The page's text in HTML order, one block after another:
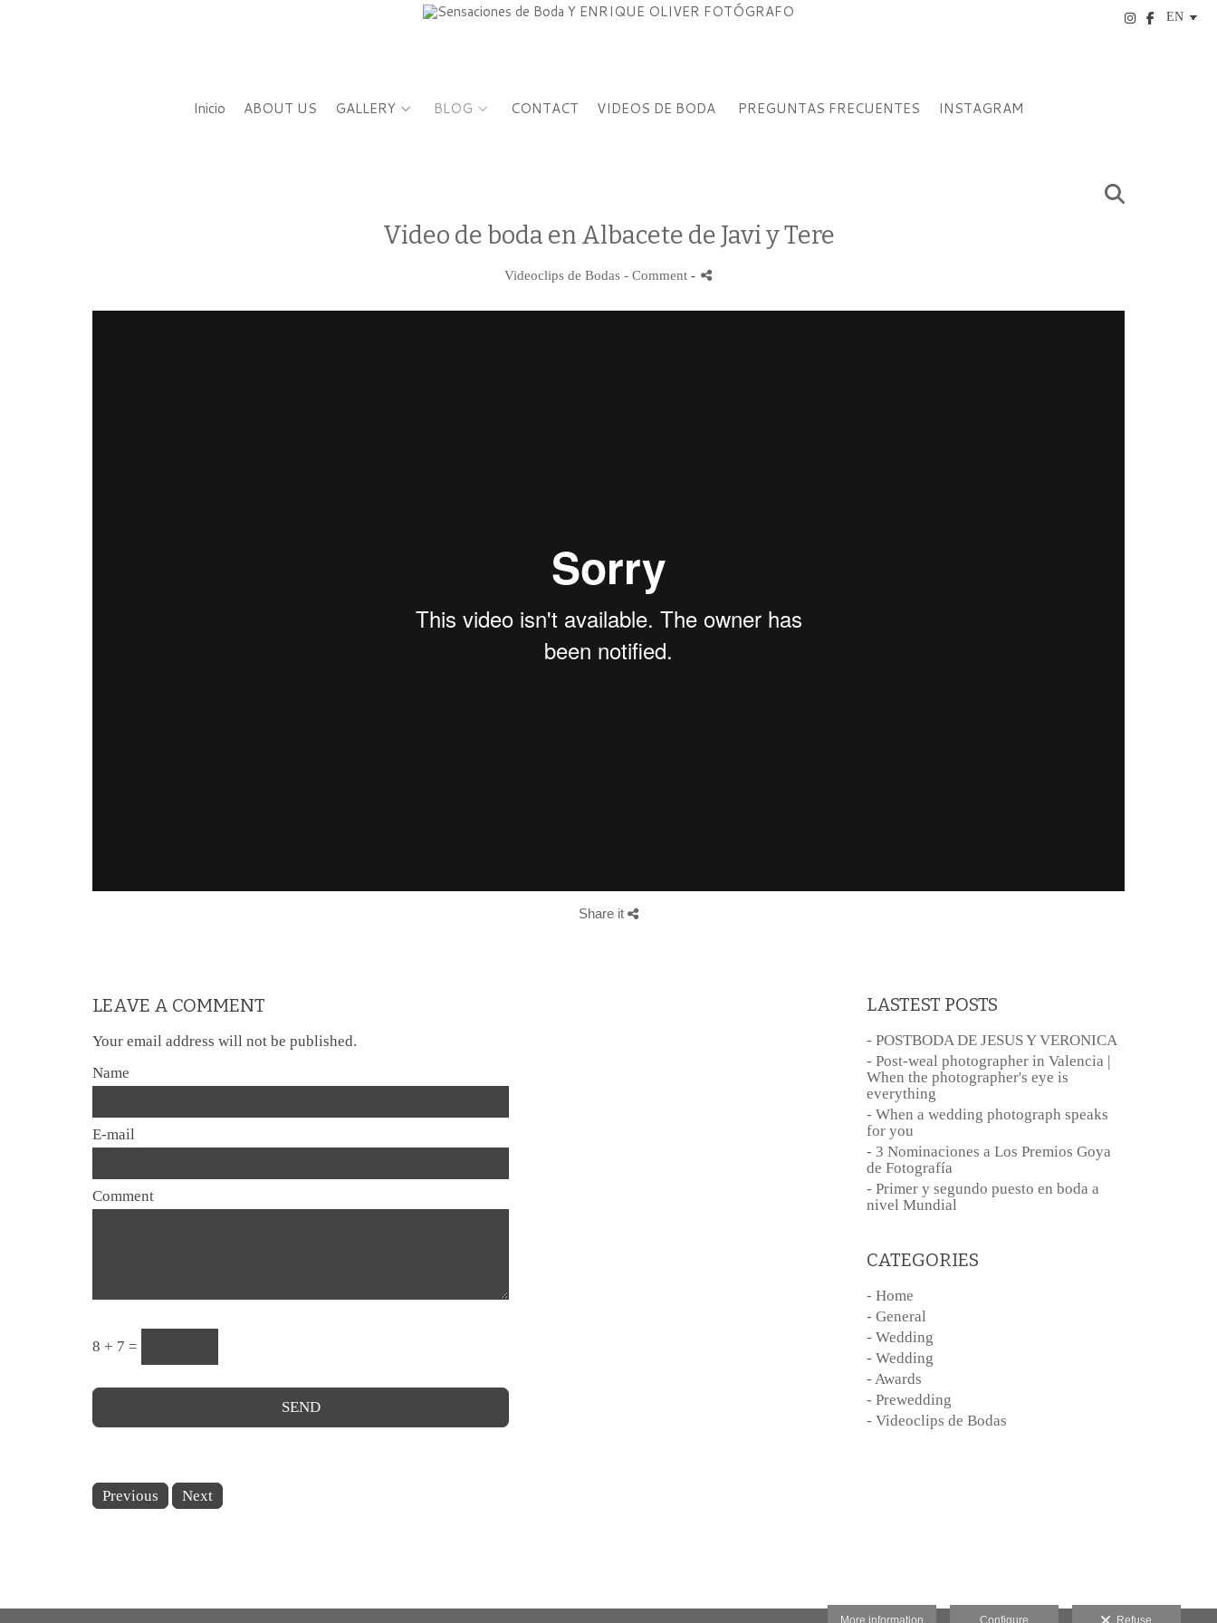
Inicio ABOUT US GALLERY BLOG CONTACT VIDEOS DE BODA PREGUNTAS FRECUENTES INSTAGRAM
Video de boda en Albacete de Javi y Tere
Videoclips de Bodas - Comment -
Share it
LEAVE A COMMENT
Your email address will not be published.
Name
E-mail
Comment
8 + 7 =
LASTEST POSTS
- POSTBODA DE JESUS Y VERONICA
- Post-weal photographer in Valencia |
When the photographer's eye is
everything
- When a wedding photograph speaks
for you
- 3 Nominaciones a Los Premios Goya
de Fotografía
- Primer y segundo puesto en boda a
nivel Mundial
CATEGORIES
- Home
- General
- Wedding
- Wedding
- Awards
- Prewedding
- Videoclips de Bodas
Previous Next
More information Configure Refuse